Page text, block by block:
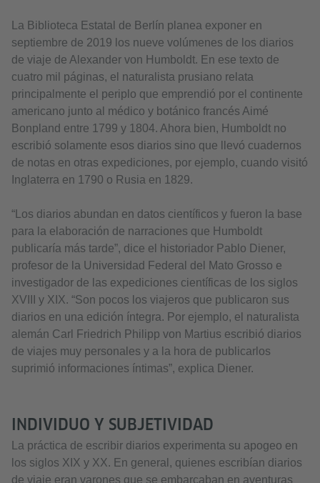
La Biblioteca Estatal de Berlín planea exponer en
septiembre de 2019 los nueve volúmenes de los diarios
de viaje de Alexander von Humboldt. En ese texto de
cuatro mil páginas, el naturalista prusiano relata
principalmente el periplo que emprendió por el continente
americano junto al médico y botánico francés Aimé
Bonpland entre 1799 y 1804. Ahora bien, Humboldt no
escribió solamente esos diarios sino que llevó cuadernos
de notas en otras expediciones, por ejemplo, cuando visitó
Inglaterra en 1790 o Rusia en 1829.
“Los diarios abundan en datos científicos y fueron la base
para la elaboración de narraciones que Humboldt
publicaría más tarde”, dice el historiador Pablo Diener,
profesor de la Universidad Federal del Mato Grosso e
investigador de las expediciones científicas de los siglos
XVIII y XIX. “Son pocos los viajeros que publicaron sus
diarios en una edición íntegra. Por ejemplo, el naturalista
alemán Carl Friedrich Philipp von Martius escribió diarios
de viajes muy personales y a la hora de publicarlos
suprimió informaciones íntimas”, explica Diener.
INDIVIDUO Y SUBJETIVIDAD
La práctica de escribir diarios experimenta su apogeo en
los siglos XIX y XX. En general, quienes escribían diarios
de viaje eran varones que se embarcaban en aventuras